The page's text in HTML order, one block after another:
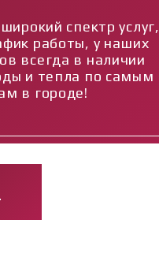
спектр услуг,
работы, у наших
всегда в наличии
и тепла по самым
в городе!